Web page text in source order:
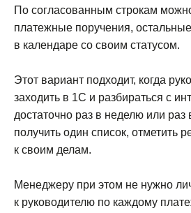
По согласованным строкам
платежные поручения,
в календаре со своим статусом.
Этот вариант подходит, когда
заходить в 1С и разбираться с
достаточно раз в неделю или раз
получить один список, отметить
к своим делам.
Менеджеру при этом не нужно
к руководителю по каждому